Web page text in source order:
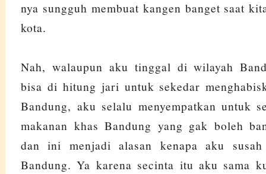
nya sungguh membuat kangen banget saat
kota.
Nah, walaupun aku tinggal di wilayah
bisa di hitung jari untuk sekedar
Bandung, aku selalu menyempatkan untuk
makanan khas Bandung yang gak boleh
dan ini menjadi alasan kenapa aku
Bandung. Ya karena secinta itu aku sama